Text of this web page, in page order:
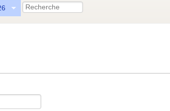
Recherche